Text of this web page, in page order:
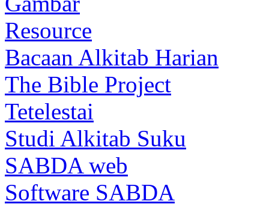
Resource
Bacaan Alkitab Harian
The Bible Project
Tetelestai
Studi Alkitab Suku
SABDA web
Software SABDA